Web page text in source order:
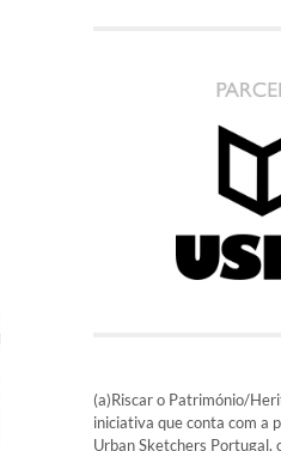
(a)Riscar o Património/
iniciativa que conta com a
Urban Sketchers Portugal,